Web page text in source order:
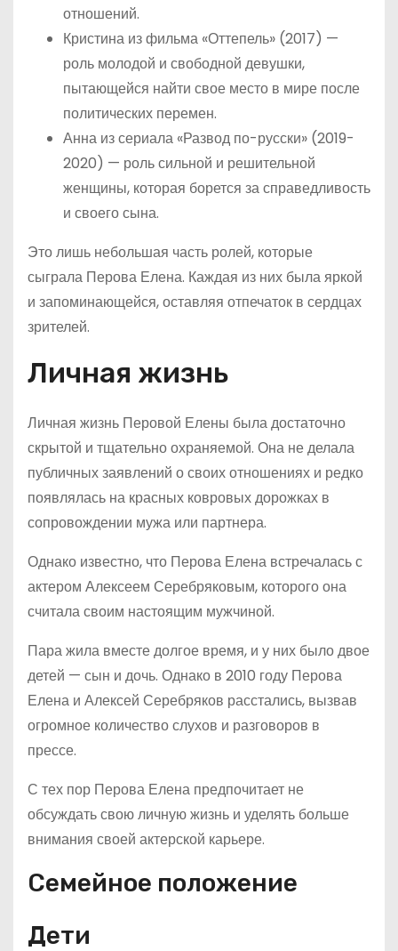
отношений.
Кристина из фильма «Оттепель» (2017) —
роль молодой и свободной девушки,
пытающейся найти свое место в мире после
политических перемен.
Анна из сериала «Развод по-русски» (2019-
2020) — роль сильной и решительной
женщины, которая борется за справедливость
и своего сына.
Это лишь небольшая часть ролей, которые
сыграла Перова Елена. Каждая из них была яркой
и запоминающейся, оставляя отпечаток в сердцах
зрителей.
Личная жизнь
Личная жизнь Перовой Елены была достаточно
скрытой и тщательно охраняемой. Она не делала
публичных заявлений о своих отношениях и редко
появлялась на красных ковровых дорожках в
сопровождении мужа или партнера.
Однако известно, что Перова Елена встречалась с
актером Алексеем Серебряковым, которого она
считала своим настоящим мужчиной.
Пара жила вместе долгое время, и у них было двое
детей — сын и дочь. Однако в 2010 году Перова
Елена и Алексей Серебряков расстались, вызвав
огромное количество слухов и разговоров в
прессе.
С тех пор Перова Елена предпочитает не
обсуждать свою личную жизнь и уделять больше
внимания своей актерской карьере.
Семейное положение
Дети